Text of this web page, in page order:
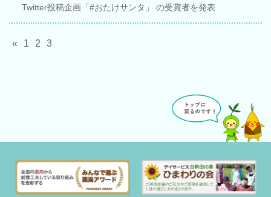
Twitter投稿企画「#おたけサンタ」 の受賞者を発表
« 1 2 3